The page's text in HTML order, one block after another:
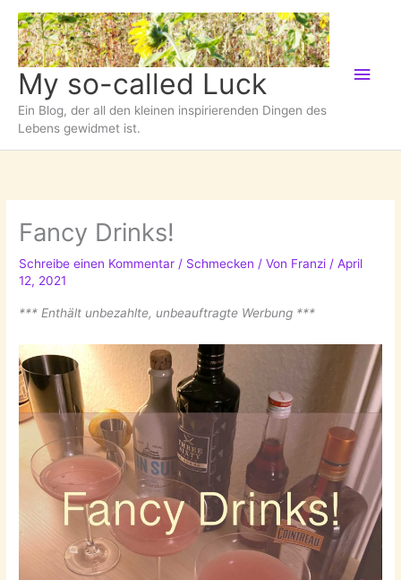
Zum
Inhalt
springen
My so-called Luck
Ein Blog, der all den kleinen inspirierenden Dingen des
Lebens gewidmet ist.
Fancy Drinks!
Schreibe einen Kommentar / Schmecken / Von Franzi/April
12, 2021
*** Enthält unbezahlte, unbeauftragte Werbung ***